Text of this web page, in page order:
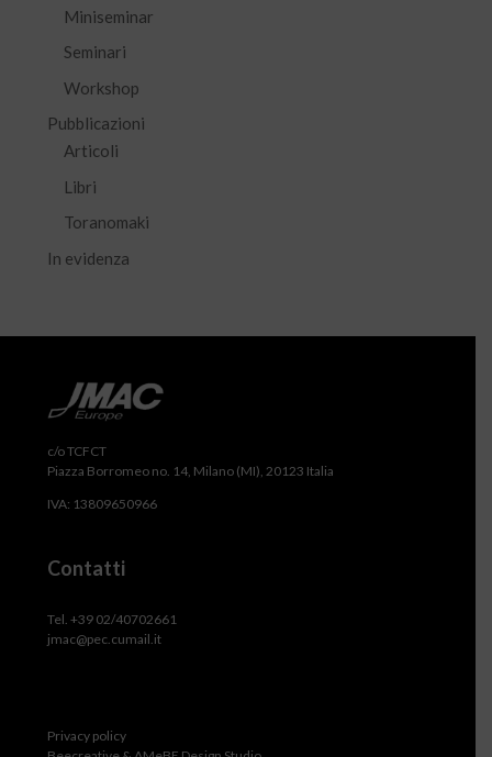
Miniseminar
Seminari
Workshop
Pubblicazioni
Articoli
Libri
Toranomaki
In evidenza
c/o TCFCT
Piazza Borromeo no. 14, Milano (MI), 20123 Italia
IVA: 13809650966
Contatti
Tel. +39 02/40702661
jmac@pec.cumail.it
Privacy policy